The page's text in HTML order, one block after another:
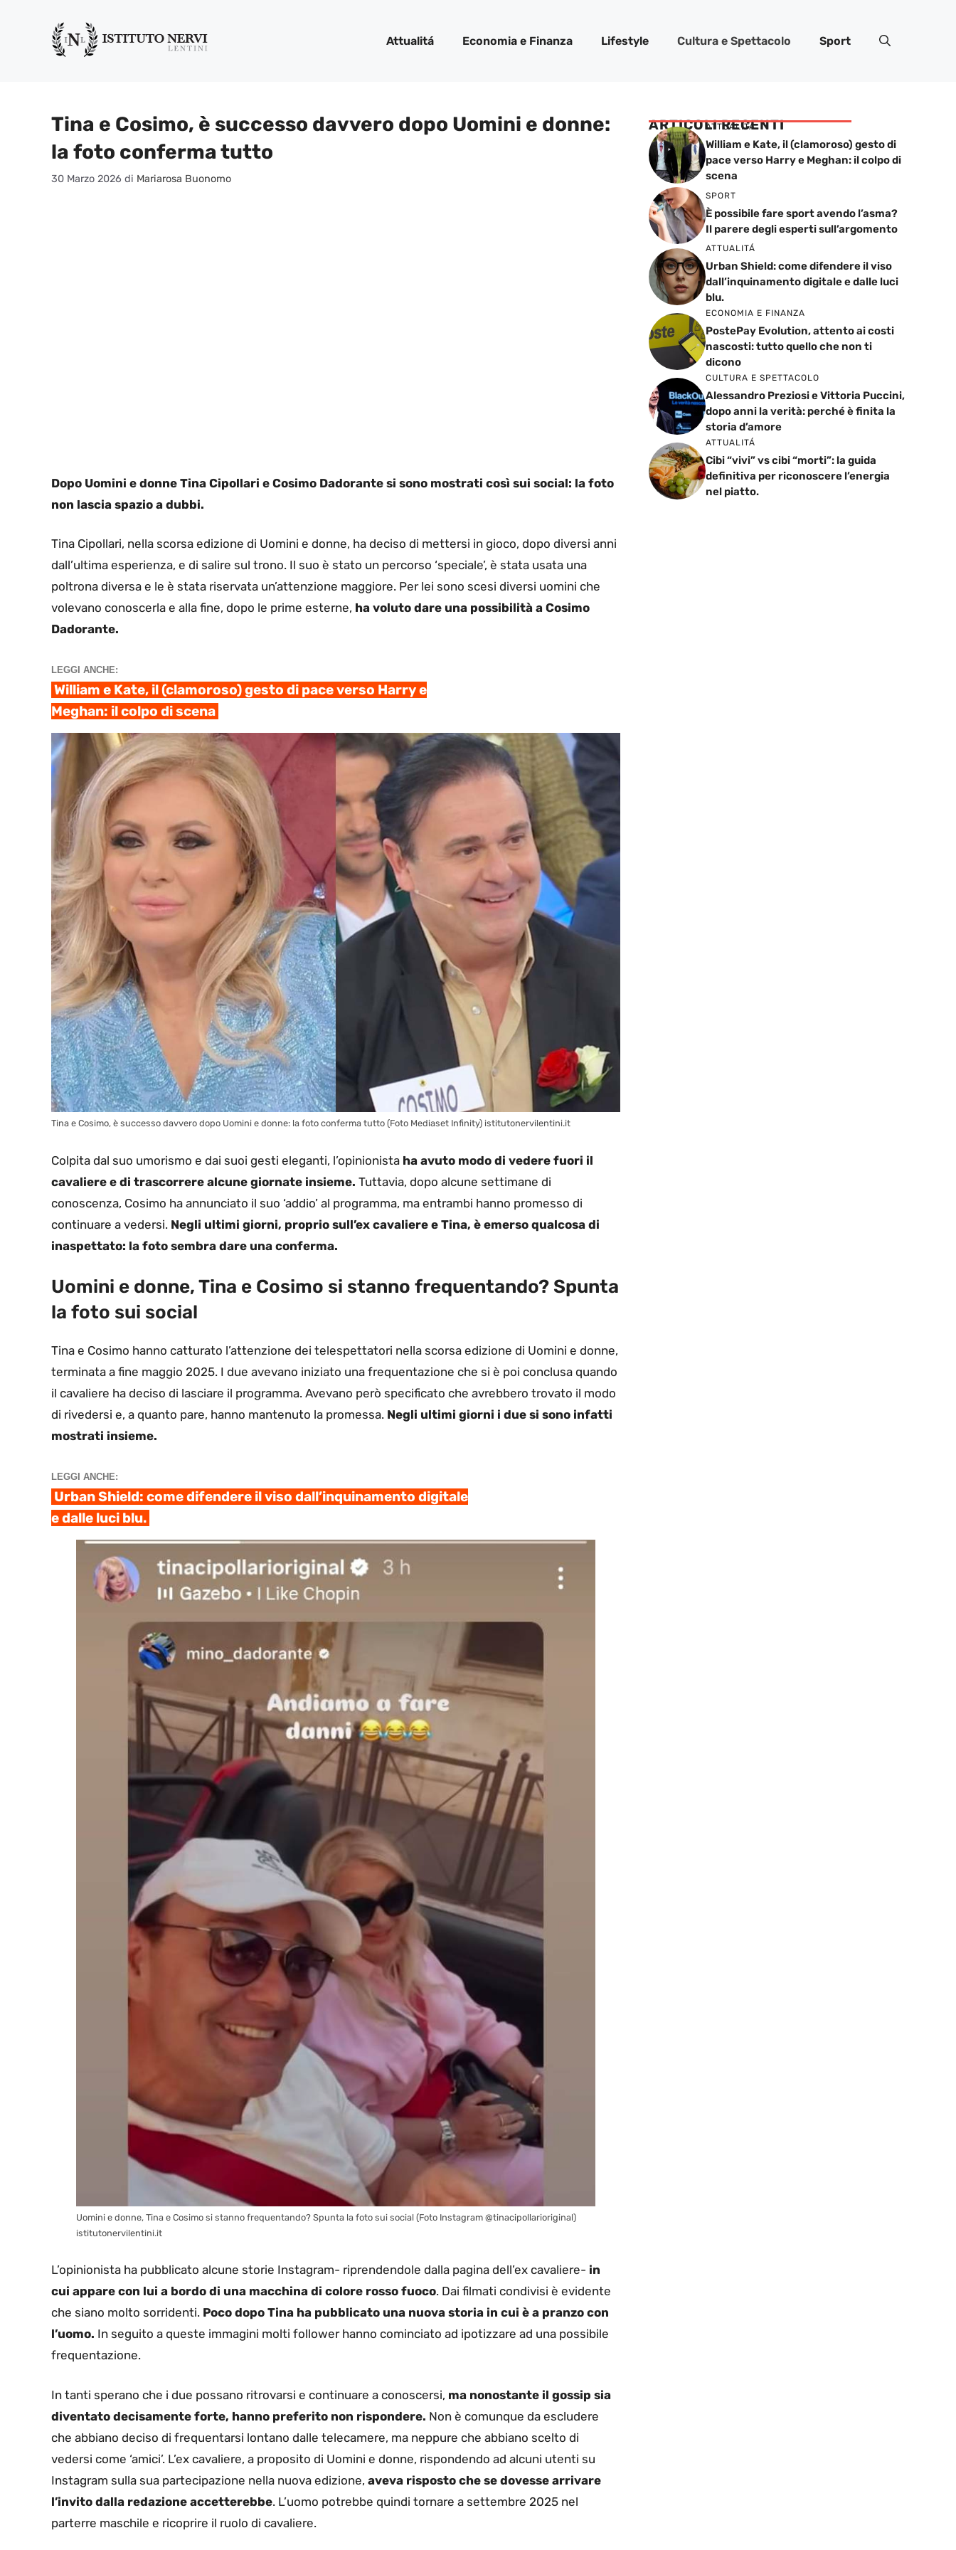
contenuto
Attualitá Economia e Finanza Lifestyle Cultura e Spettacolo Sport
Tina e Cosimo, è successo davvero dopo Uomini e donne:
la foto conferma tutto
30 Marzo 2026 di Mariarosa Buonomo
Dopo Uomini e donne Tina Cipollari e Cosimo Dadorante si sono mostrati così sui social: la foto
non lascia spazio a dubbi.
Tina Cipollari, nella scorsa edizione di Uomini e donne, ha deciso di mettersi in gioco, dopo diversi anni
dall’ultima esperienza, e di salire sul trono. Il suo è stato un percorso ‘speciale’, è stata usata una
poltrona diversa e le è stata riservata un’attenzione maggiore. Per lei sono scesi diversi uomini che
volevano conoscerla e alla fine, dopo le prime esterne, ha voluto dare una possibilità a Cosimo
Dadorante.
LEGGI ANCHE:
William e Kate, il (clamoroso) gesto di pace verso Harry e
Meghan: il colpo di scena
Tina e Cosimo, è successo davvero dopo Uomini e donne: la foto conferma tutto (Foto Mediaset Infinity) istitutonervilentini.it
Colpita dal suo umorismo e dai suoi gesti eleganti, l’opinionista ha avuto modo di vedere fuori il
cavaliere e di trascorrere alcune giornate insieme. Tuttavia, dopo alcune settimane di
conoscenza, Cosimo ha annunciato il suo ‘addio’ al programma, ma entrambi hanno promesso di
continuare a vedersi. Negli ultimi giorni, proprio sull’ex cavaliere e Tina, è emerso qualcosa di
inaspettato: la foto sembra dare una conferma.
Uomini e donne, Tina e Cosimo si stanno frequentando? Spunta
la foto sui social
Tina e Cosimo hanno catturato l’attenzione dei telespettatori nella scorsa edizione di Uomini e donne,
terminata a fine maggio 2025. I due avevano iniziato una frequentazione che si è poi conclusa quando
il cavaliere ha deciso di lasciare il programma. Avevano però specificato che avrebbero trovato il modo
di rivedersi e, a quanto pare, hanno mantenuto la promessa. Negli ultimi giorni i due si sono infatti
mostrati insieme.
LEGGI ANCHE:
Urban Shield: come difendere il viso dall’inquinamento digitale
e dalle luci blu.
Uomini e donne, Tina e Cosimo si stanno frequentando? Spunta la foto sui social (Foto Instagram @tinacipollarioriginal)
istitutonervilentini.it
L’opinionista ha pubblicato alcune storie Instagram- riprendendole dalla pagina dell’ex cavaliere- in
cui appare con lui a bordo di una macchina di colore rosso fuoco. Dai filmati condivisi è evidente
che siano molto sorridenti. Poco dopo Tina ha pubblicato una nuova storia in cui è a pranzo con
l’uomo. In seguito a queste immagini molti follower hanno cominciato ad ipotizzare ad una possibile
frequentazione.
In tanti sperano che i due possano ritrovarsi e continuare a conoscersi, ma nonostante il gossip sia
diventato decisamente forte, hanno preferito non rispondere. Non è comunque da escludere
che abbiano deciso di frequentarsi lontano dalle telecamere, ma neppure che abbiano scelto di
vedersi come ‘amici’. L’ex cavaliere, a proposito di Uomini e donne, rispondendo ad alcuni utenti su
Instagram sulla sua partecipazione nella nuova edizione, aveva risposto che se dovesse arrivare
l’invito dalla redazione accetterebbe. L’uomo potrebbe quindi tornare a settembre 2025 nel
parterre maschile e ricoprire il ruolo di cavaliere.
ARTICOLI RECENTI
ATTUALITÁ
William e Kate, il (clamoroso) gesto di
pace verso Harry e Meghan: il colpo di
scena
SPORT
È possibile fare sport avendo l’asma?
Il parere degli esperti sull’argomento
ATTUALITÁ
Urban Shield: come difendere il viso
dall’inquinamento digitale e dalle luci
blu.
ECONOMIA E FINANZA
PostePay Evolution, attento ai costi
nascosti: tutto quello che non ti
dicono
CULTURA E SPETTACOLO
Alessandro Preziosi e Vittoria Puccini,
dopo anni la verità: perché è finita la
storia d’amore
ATTUALITÁ
Cibi “vivi” vs cibi “morti”: la guida
definitiva per riconoscere l’energia
nel piatto.